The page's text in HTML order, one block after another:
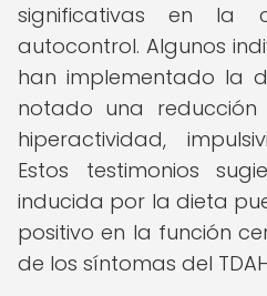
significativas en la
autocontrol. Algunos
han implementado la
notado una
hiperactividad,
Estos testimonios
inducida por la dieta
positivo en la función
de los síntomas del